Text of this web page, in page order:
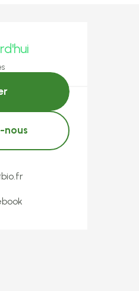
et
nous